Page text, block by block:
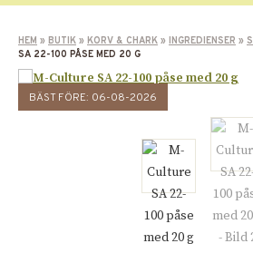
HEM » BUTIK » KORV & CHARK » INGREDIENSER »
SA 22-100 PÅSE MED 20 G
BÄST FÖRE: 06-08-2026